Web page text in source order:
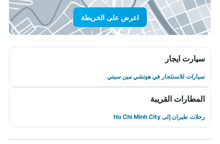
اعرض على الخريطة
سيارت ايجار
سيارات للاستئجار في هوتشي مين سيتي
المطارات القريبة
رحلات طيران إلى Ho Chi Minh City